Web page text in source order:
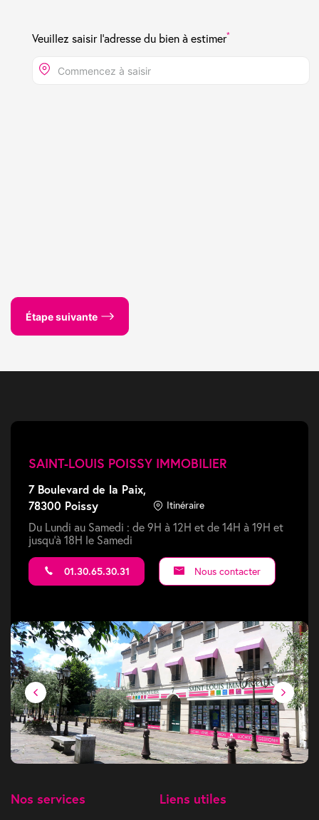
Veuillez saisir l'adresse du bien à estimer*
Étape suivante
SAINT-LOUIS POISSY IMMOBILIER
7 Boulevard de la Paix,
78300 Poissy
Itinéraire
Du Lundi au Samedi : de 9H à 12H et de 14H à 19H et
jusqu'à 18H le Samedi
01.30.65.30.31 Nous contacter
Nos services Liens utiles